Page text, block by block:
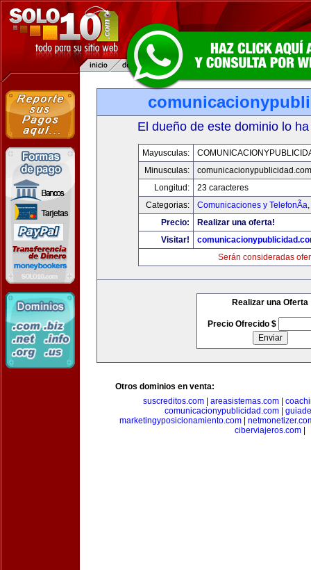
El dueño de este dominio lo
Mayusculas:
Minusculas:
comunicacionypublicidad.com
Longitud:
23 caracteres
Categorias:
Comunicaciones y TelefonÃ­a,
Precio:
Realizar una oferta!
Visitar!
Serán consideradas
Realizar una Oferta
Precio Ofrecido $
Otros dominios en venta:
suscreditos.com
areasistemas.com
comunicacionypublicidad.com
marketingyposicionamiento.com|
ciberviajeros.com